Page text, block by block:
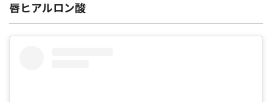
唇ヒアルロン酸